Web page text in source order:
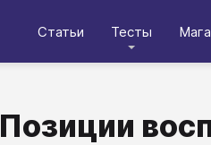
Статьи Тесты
Позиции